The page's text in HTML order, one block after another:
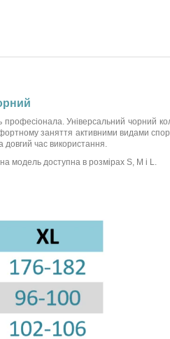
Універсальний чорний
заняття активними видами
довгий час використання.
модель доступна в розмірах S, M і L.